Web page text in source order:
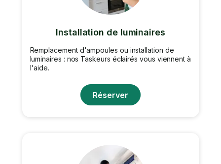
Installation de luminaires
Remplacement d'ampoules ou installation de
luminaires : nos Taskeurs éclairés vous viennent à
l'aide.
Réserver